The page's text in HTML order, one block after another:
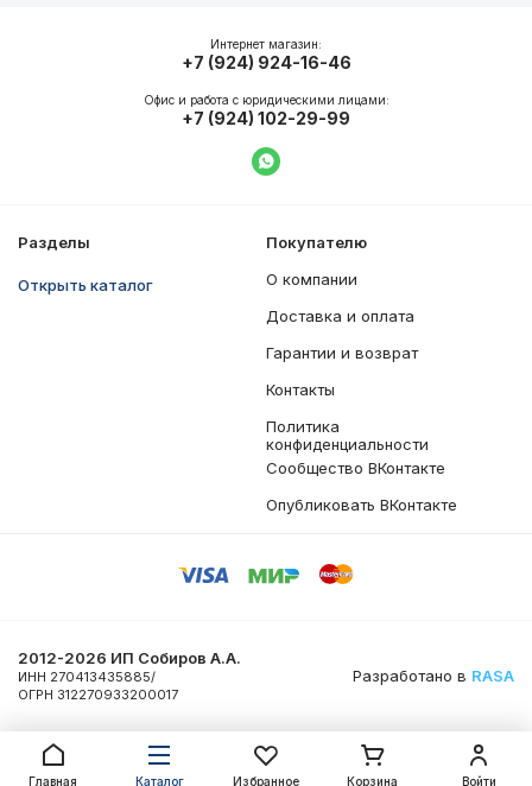
Разделы
Открыть каталог
Покупателю
О компании
Доставка и оплата
Гарантии и возврат
Контакты
Политика
конфиденциальности
Сообщество ВКонтакте
Опубликовать ВКонтакте
Интернет магазин:
+7 (924) 924-16-46
Офис и работа с юридическими лицами:
+7 (924) 102-29-99
Написать в WhatsApp
2012-2026 ИП Собиров А.А.
ИНН 270413435885/
ОГРН 312270933200017
Разработано в RASA
Главная Каталог Избранное Корзина Войти